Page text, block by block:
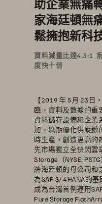
助企業無痛
家海廷頓無
鬆擁抱新科
資料減量比達4.3:1
度快十倍
【2019 年 5月 23日
臨，資料及數據的重
資料儲存設備和企業
加，以期優化供應鏈
時生產，創造更高的
先市場獨立全快閃雲
Storage（NYSE:
牌海廷頓的母公司和
為SAP S/ 4HANA的
成為台灣首例運用
Pure Storage